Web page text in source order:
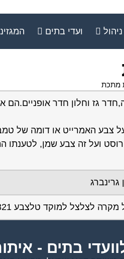
ועדי בתים
מתכת
גז וחלון חדר אופניים.הם
צבע האמרייט או דומה של
גרינברג
טלצבע 1-800-321-321 ולבדוק איתם.
בתים -